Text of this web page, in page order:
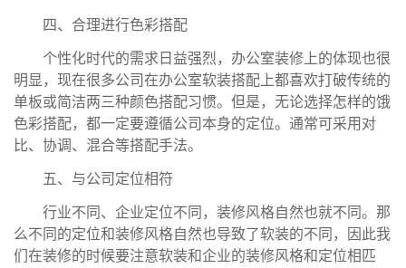
四、合理进行色彩搭配
个性化时代的需求日益强烈，办公室装修上的体现也很
明显，现在很多公司在办公室软装搭配上都喜欢打破传统的
单板或简洁两三种颜色搭配习惯。但是，无论选择怎样的饿
色彩搭配，都一定要遵循公司本身的定位。通常可采用对
比、协调、混合等搭配手法。
五、与公司定位相符
行业不同、企业定位不同，装修风格自然也就不同。那
么不同的定位和装修风格自然也导致了软装的不同，因此我
们在装修的时候要注意软装和企业的装修风格和定位相匹